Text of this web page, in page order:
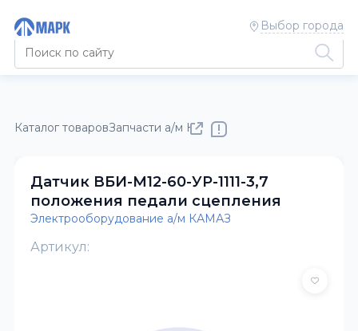
Выбор города
Каталог товаровЗапчасти а/м КАМАЗ
Датчик ВБИ-М12-60-УР-1111-3,7
положения педали сцепления
Электрооборудование а/м КАМАЗ
Артикул: